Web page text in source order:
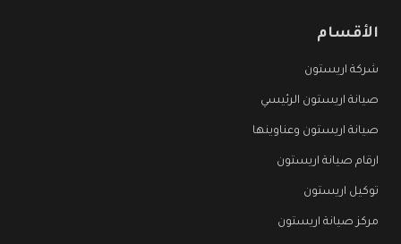
الأقسام
شركة اريستون
صيانة اريستون الرئيسي
صيانة اريستون وعناوينها
ارقام صيانة اريستون
توكيل اريستون
مركز صيانة اريستون